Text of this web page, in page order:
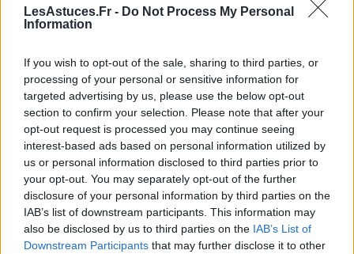
LesAstuces.Fr - Do Not Process My Personal
Information
If you wish to opt-out of the sale, sharing to third parties, or
processing of your personal or sensitive information for
targeted advertising by us, please use the below opt-out
section to confirm your selection. Please note that after your
opt-out request is processed you may continue seeing
interest-based ads based on personal information utilized by
us or personal information disclosed to third parties prior to
your opt-out. You may separately opt-out of the further
disclosure of your personal information by third parties on the
IAB’s list of downstream participants. This information may
also be disclosed by us to third parties on the IAB’s List of
Downstream Participants that may further disclose it to other
confiance en votre capacité à évoluer.
Une envie d’aventure et de découvertes anime votre
esprit. C’est une période favorable pour explorer de
nouvelles idées ou planifier des projets à moyen
terme. Vous êtes porté par une énergie optimiste,
mais veillez à garder un certain réalisme dans vos
ambitions. La journée peut aussi révéler des
opportunités pour élargir votre cercle social ou pour
apprendre quelque chose de nouveau. Faites preuve
de flexibilité et profitez de chaque instant pour